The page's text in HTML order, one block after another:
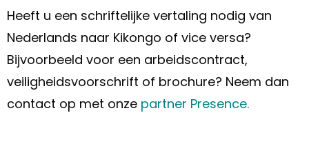
Heeft u een schriftelijke vertaling nodig van
Nederlands naar Kikongo of vice versa?
Bijvoorbeeld voor een arbeidscontract,
veiligheidsvoorschrift of brochure? Neem dan
contact op met onze partner Presence.